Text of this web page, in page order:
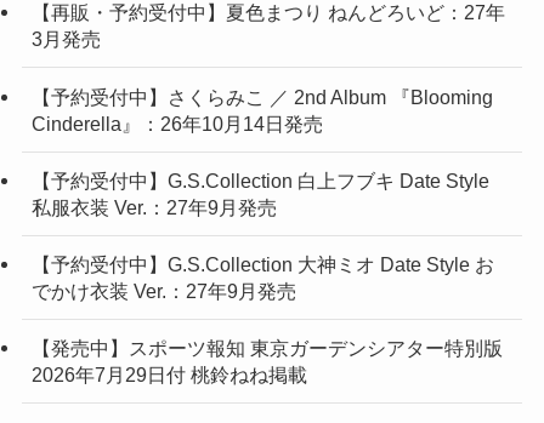
【再販・予約受付中】夏色まつり ねんどろいど：27年
3月発売
【予約受付中】さくらみこ ／ 2nd Album 『Blooming
Cinderella』：26年10月14日発売
【予約受付中】G.S.Collection 白上フブキ Date Style
私服衣装 Ver.：27年9月発売
【予約受付中】G.S.Collection 大神ミオ Date Style お
でかけ衣装 Ver.：27年9月発売
【発売中】スポーツ報知 東京ガーデンシアター特別版
2026年7月29日付 桃鈴ねね掲載